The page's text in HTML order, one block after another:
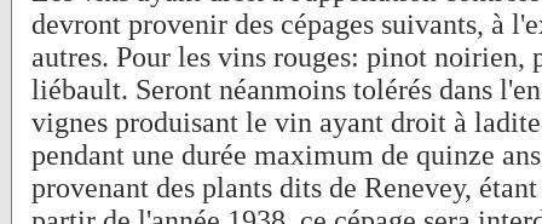
devront provenir des cépages suivants, à
autres. Pour les vins rouges: pinot noirien,
liébault. Seront néanmoins tolérés dans
vignes produisant le vin ayant droit à
pendant une durée maximum de quinze
provenant des plants dits de Renevey,